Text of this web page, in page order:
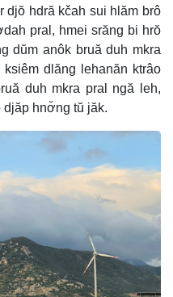
djŏ hdră kčah sui hlăm brô
pral, hmei srăng bi hrŏ
dŭm anôk bruă duh mkra
dlăng lehanăn ktrâo
duh mkra pral ngă leh,
hnơ̆ng tŭ jăk.